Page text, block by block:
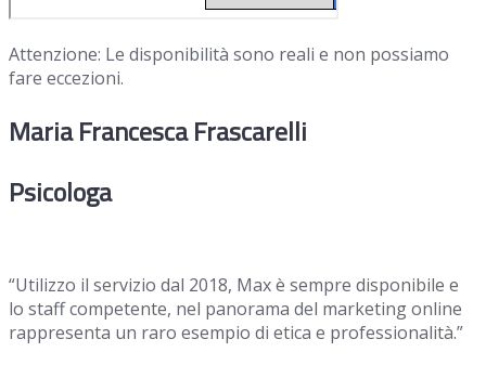
Attenzione: Le disponibilità sono reali e non possiamo
fare eccezioni.
Maria Francesca Frascarelli
Psicologa
“Utilizzo il servizio dal 2018, Max è sempre disponibile e
lo staff competente, nel panorama del marketing online
rappresenta un raro esempio di etica e professionalità.”